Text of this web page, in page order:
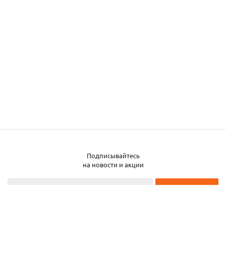
Подписывайтесь
на новости и акции